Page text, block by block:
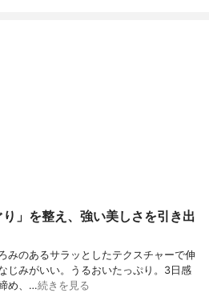
」を整え、強い美しさを引き出
みのあるサラッとしたテクスチャーで伸
じみがいい。うるおいたっぷり。3日感
め、…続きを見る